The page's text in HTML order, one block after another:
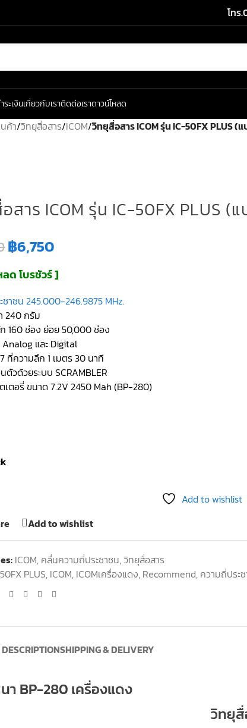
โทร
ระเงินเกี่ยวกับเราติดต่อเราดาวน์โหลด
ค้า/วิทยุสื่อสาร/ICOM/วิทยุสื่อสาร ICOM รุ่น IC-50FX PLUS (
สาร ICOM รุ่น IC-50FX PLUS (
฿6,750
ด โบรชัวร์ ]
ชาชน 245.000-246.9875 MHz.
240 กรัม
160 ช่อง ย่อย 50,000 ช่อง
และ Digital
ที่ความลึก 1 เมตร 30 นาที
วด้วยระบบ SCRAMBLER
เตอรี่ ขนาด 7.2V 2450 Mah (BP-280)
Add to wishlist
Add to wishlist
ICOM, คลื่นความถี่ประชาชน,วิทยุสื่อสาร
PLUS, ICOM, ICOMเครื่องแดง, Recommend, ความถี่ประ
DESCRIPTIONSHIPPING & DELIVERY
า BP-280 เครื่องแดง
วิทยุ